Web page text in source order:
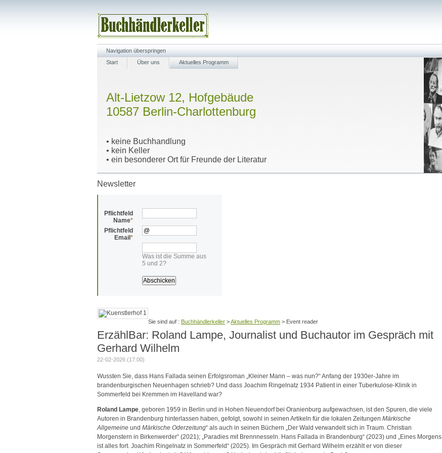
Navigation überspringen
Start
Über uns Aktuelles Programm
Alt-Lietzow 12, Hofgebäude
10587 Berlin-Charlottenburg
• keine Buchhandlung
• kein Keller
• ein besonderer Ort für Freunde der Literatur
Newsletter
Pflichtfeld
Name*
Pflichtfeld
Email *
Was ist die Summe aus
5 und 2?
Buchhändlerkeller >Aktuelles Programm > Event reader
ErzählBar: Roland Lampe, Journalist und Buchautor im Gespräch mit
Gerhard Wilhelm
22-02-2026 (17:00)
Wussten Sie, dass Hans Fallada seinen Erfolgsroman „Kleiner Mann – was nun?“ Anfang der 1930er-Jahre im
brandenburgischen Neuenhagen schrieb? Und dass Joachim Ringelnatz 1934 Patient in einer Tuberkulose-Klinik in
Sommerfeld bei Kremmen im Havelland war?
Roland Lampe , geboren 1959 in Berlin und in Hohen Neuendorf bei Oranienburg aufgewachsen, ist den Spuren, die viele
Autoren in Brandenburg hinterlassen haben, gefolgt, sowohl in seinen Artikeln für die lokalen Zeitungen Märkische
Allgemeine und Märkische Oderzeitung“ als auch in seinen Büchern „Der Wald verwandelt sich in Traum. Christian
Morgenstern in Birkenwerder“ (2021); „Paradies mit Brennnesseln. Hans Fallada in Brandenburg“ (2023) und „Eines Morgens
ist alles fort. Joachim Ringelnatz in Sommerfeld“ (2025). Im Gespräch mit Gerhard Wilhelm erzählt er von dieser